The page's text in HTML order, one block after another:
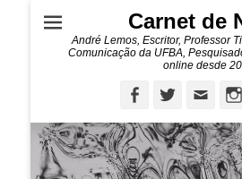
Carnet de
André Lemos, Escritor, Professor
Comunicação da UFBA,
online desde
FacebookTwitter